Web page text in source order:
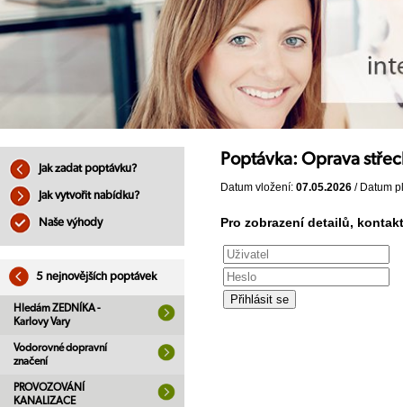
Jak zadat poptávku?
Jak vytvořit nabídku?
Naše výhody
5 nejnovějších poptávek
Hledám ZEDNÍKA -
Karlovy Vary
Vodorovné dopravní
značení
PROVOZOVÁNÍ
KANALIZACE
Poptávka: Oprava
Datum vložení: 07.05.2026 / Datum
Pro zobrazení detailů,